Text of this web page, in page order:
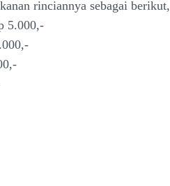
rinciannya sebagai berikut,
5.000,-